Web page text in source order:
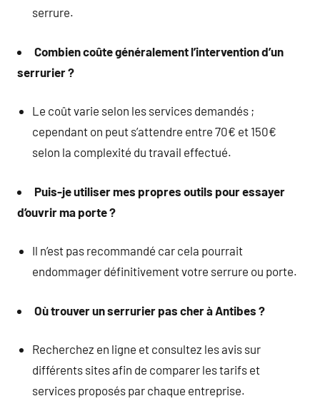
serrure.
Combien coûte généralement l’intervention d’un
serrurier ?
Le coût varie selon les services demandés ;
cependant on peut s’attendre entre 70€ et 150€
selon la complexité du travail effectué.
Puis-je utiliser mes propres outils pour essayer
d’ouvrir ma porte ?
Il n’est pas recommandé car cela pourrait
endommager définitivement votre serrure ou porte.
Où trouver un serrurier pas cher à Antibes ?
Recherchez en ligne et consultez les avis sur
différents sites afin de comparer les tarifs et
services proposés par chaque entreprise.